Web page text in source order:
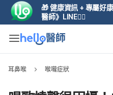
🎁 健康資訊 + 專屬好
醫師》LINE👆🏼
耳鼻喉 喉嚨症狀